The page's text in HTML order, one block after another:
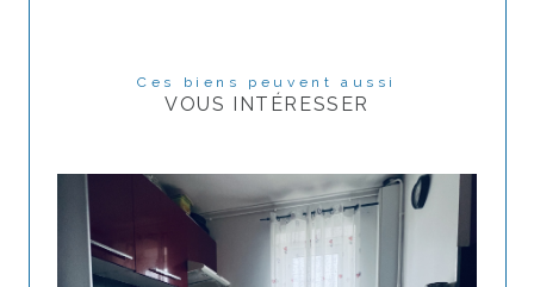
Ces biens peuvent aussi
VOUS INTÉRESSER